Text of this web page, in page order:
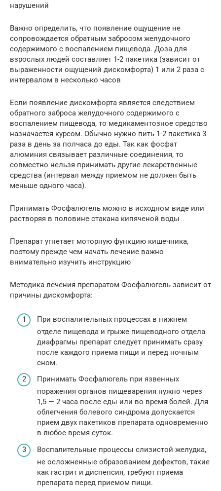
нарушений
Важно определить, что появление ощущение не
сопровождается обратным забросом желудочного
содержимого с воспалением пищевода. Доза для
взрослых людей составляет 1-2 пакетика (зависит от
выраженности ощущений дискомфорта) 1 или 2 раза с
интервалом в несколько часов
Если появление дискомфорта является следствием
обратного заброса желудочного содержимого с
воспалением пищевода, то медикаментозное средство
назначается курсом. Обычно нужно пить 1-2 пакетика 3
раза в день за полчаса до еды. Так как фосфат
алюминия связывает различные соединения, то
совместно нельзя принимать другие лекарственные
средства (интервал между приемом не должен быть
меньше одного часа).
Принимать Фосфалюгель можно в исходном виде или
растворяя в половине стакана кипяченой воды
Препарат угнетает моторную функцию кишечника,
поэтому прежде чем начать лечение важно
внимательно изучить инструкцию
Методика лечения препаратом Фосфалюгель зависит от
причины дискомфорта:
При воспалительных процессах в нижнем
отделе пищевода и грыже пищеводного отдела
диафрагмы препарат следует принимать сразу
после каждого приема пищи и перед ночным
сном.
Принимать Фосфалюгель при язвенных
поражения органов пищеварения нужно через
1,5 — 2 часа после еды или во время болей. Для
облегчения болевого синдрома допускается
прием двух пакетиков препарата одновременно
в любое время суток.
Воспалительные процессы слизистой желудка,
не осложненные образованием дефектов, такие
как гастрит и диспепсия, требуют приема
препарата перед приемом пищи.